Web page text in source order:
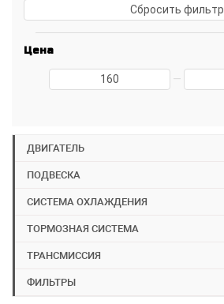
Сбросить фильтр
Цена
—
ДВИГАТЕЛЬ
ПОДВЕСКА
СИСТЕМА ОХЛАЖДЕНИЯ
ТОРМОЗНАЯ СИСТЕМА
ТРАНСМИССИЯ
ФИЛЬТРЫ